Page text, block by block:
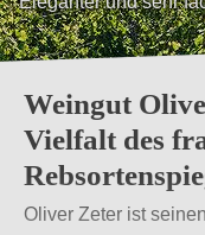
Weingut
Vielfalt des
Oliver Zeter ist